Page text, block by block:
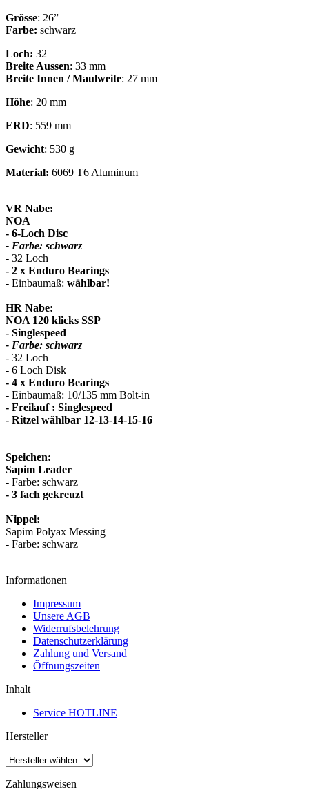
Grösse: 26”
Farbe: schwarz
Loch: 32
Breite Aussen: 33 mm
Breite Innen / Maulweite: 27 mm
Höhe: 20 mm
ERD: 559 mm
Gewicht: 530 g
Material: 6069 T6 Aluminum
VR Nabe:
NOA
- 6-Loch Disc
- Farbe: schwarz
- 32 Loch
- 2 x Enduro Bearings
- Einbaumaß: wählbar!
HR Nabe:
NOA 120 klicks SSP
- Singlespeed
- Farbe: schwarz
- 32 Loch
- 6 Loch Disk
- 4 x Enduro Bearings
- Einbaumaß: 10/135 mm Bolt-in
- Freilauf : Singlespeed
- Ritzel wählbar 12-13-14-15-16
Speichen:
Sapim Leader
- Farbe: schwarz
- 3 fach gekreuzt
Nippel:
Sapim Polyax Messing
- Farbe: schwarz
Informationen
Impressum
Unsere AGB
Widerrufsbelehrung
Datenschutzerklärung
Zahlung und Versand
Öffnungszeiten
Inhalt
Service HOTLINE
Hersteller
Zahlungsweisen